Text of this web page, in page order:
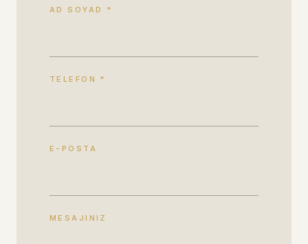
AD SOYAD *
TELEFON *
E-POSTA
MESAJINIZ